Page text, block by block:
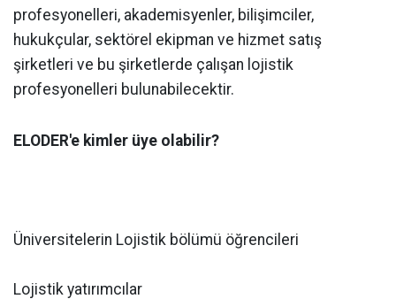
profesyonelleri, akademisyenler, bilişimciler,
hukukçular, sektörel ekipman ve hizmet satış
şirketleri ve bu şirketlerde çalışan lojistik
profesyonelleri bulunabilecektir.
ELODER'e kimler üye olabilir?
Üniversitelerin Lojistik bölümü öğrencileri
Lojistik yatırımcılar